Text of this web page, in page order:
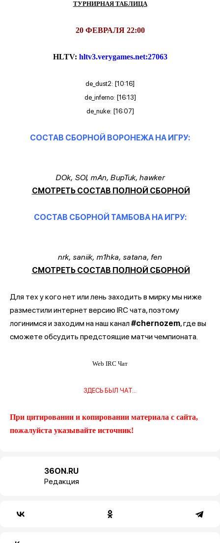
ТУРНИРНАЯ ТАБЛИЦА
20 ФЕВРАЛЯ 22:00
HLTV: hltv3.verygames.net:27063
de_dust2: [10:16]
de_inferno: [16:13]
de_nuke: [16:07]
СОСТАВ СБОРНОЙ ВОРОНЕЖА НА ИГРУ:
DOk, SOl, mAn, BupTuk, hawker
СМОТРЕТЬ СОСТАВ ПОЛНОЙ СБОРНОЙ
СОСТАВ СБОРНОЙ ТАМБОВА НА ИГРУ:
nrk, saniik, m1hka, satana, fen
СМОТРЕТЬ СОСТАВ ПОЛНОЙ СБОРНОЙ
Для тех у кого нет или лень заходить в мирку мы ниже
разместили интернет версию IRC чата, поэтому
логинимся и заходим на наш канал#chernozem, где вы
сможете обсудить предстоящие матчи чемпионата.
Web IRC Чат
ЗДЕСЬ БЫЛ ЧАТ...
При цитировании и копировании материала с сайта,
пожалуйста указывайте источник!
36ON.RU
Редакция